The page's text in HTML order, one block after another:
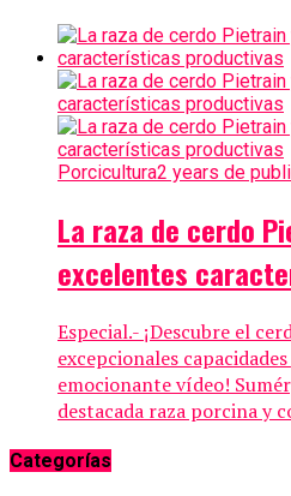
Porcicultura2 years de
La raza de cerdo
excelentes
Especial.- ¡Descubre el
excepcionales
emocionante vídeo!
destacada raza porcina y
Categorías